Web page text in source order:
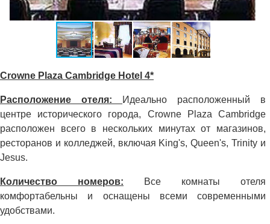
Crowne Plaza Cambridge Hotel 4*
Расположение отеля:
Идеально расположенный в
центре исторического города, Crowne Plaza Cambridge
расположен всего в нескольких минутах от магазинов,
ресторанов и колледжей, включая King's, Queen's, Trinity и
Jesus.
Количество номеров: Все комнаты отеля
комфортабельны и оснащены всеми современными
удобствами.